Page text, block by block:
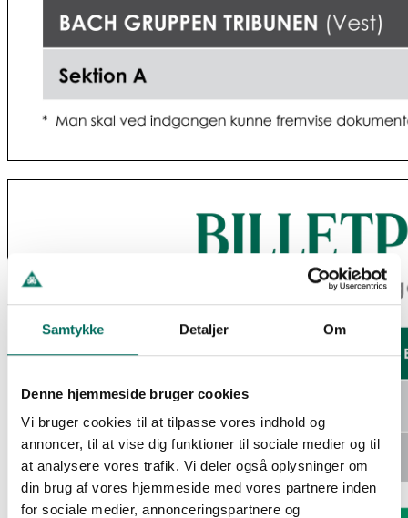
Samtykke Detaljer Om
Denne hjemmeside bruger cookies
Vi bruger cookies til at tilpasse vores indhold og
annoncer, til at vise dig funktioner til sociale medier og til
at analysere vores trafik. Vi deler også oplysninger om
din brug af vores hjemmeside med vores partnere inden
for sociale medier, annonceringspartnere og